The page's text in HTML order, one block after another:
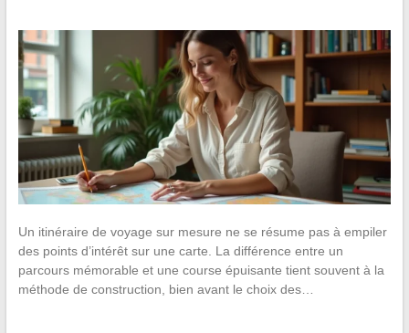
Un itinéraire de voyage sur mesure ne se résume pas à empiler
des points d’intérêt sur une carte. La différence entre un
parcours mémorable et une course épuisante tient souvent à la
méthode de construction, bien avant le choix des…